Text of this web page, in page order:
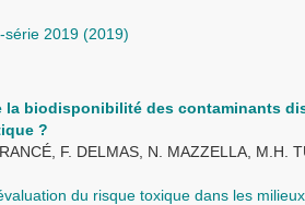
série 2019 (2019)
la biodisponibilité des contaminants
?
F. DELMAS, N. MAZZELLA, M.H.
du risque toxique dans les